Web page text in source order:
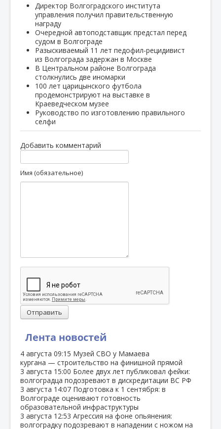
Лента новостей
4 августа 09:15 Музей СВО у Мамаева
кургана — строительство на финишной прямой
3 августа 15:00 Более двух лет публиковал фейки:
волгоградца подозревают в дискредитации ВС РФ
3 августа 14:07 Подготовка к 1 сентября: в
Волгограде оценивают готовность
образовательной инфраструктуры
3 августа 12:53 Агрессия на фоне опьянения:
волгоградку подозревают в нападении с ножом на
Директор Волгоградского института
управления получил правительственную
награду
Очередной автоподставщик предстал перед
судом в Волгограде
Разыскиваемый 11 лет педофил-рецидивист
из Волгограда задержан в Москве
В Центральном районе Волгограда
столкнулись две иномарки
100 лет царицынского футбола
продемонстрируют на выставке в
Краеведческом музее
Руководство по изготовлению правильного
селфи
Добавить комментарий
Имя (обязательное)
Отправить